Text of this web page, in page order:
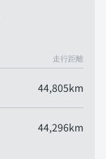
走行距離
44,805km
44,296km